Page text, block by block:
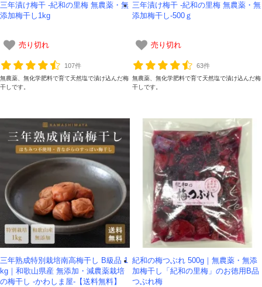
三年漬け梅干 -紀和の里梅 無農薬・無
添加梅干し1kg
売り切れ
107件
無農薬、無化学肥料で育て天然塩で漬け込んだ梅
干しです。
三年漬け梅干 -紀和の里梅 無農薬・無
添加梅干し-500ｇ
売り切れ
63件
無農薬、無化学肥料で育て天然塩で漬け込んだ梅
干しです。
三年熟成特別栽培南高梅干し B級品 1
kg｜和歌山県産 無添加・減農薬栽培
の梅干し -かわしま屋-【送料無料】
紀和の梅つぶれ 500g｜無農薬・無添
加梅干し「紀和の里梅」のお徳用B品
つぶれ梅